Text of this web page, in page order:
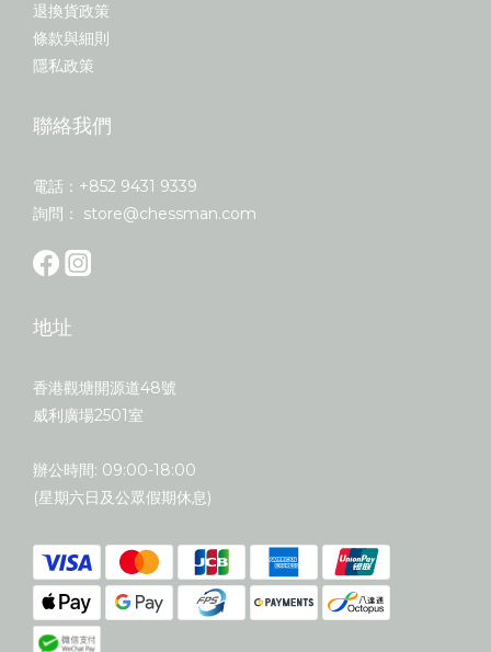
退換貨政策
條款與細則
隱私政策
聯絡我們
電話：+852 9431 9339
詢問： store@chessman.com
地址
香港觀塘開源道48號
威利廣場2501室
辦公時間: 09:00-18:00
(星期六日及公眾假期休息)